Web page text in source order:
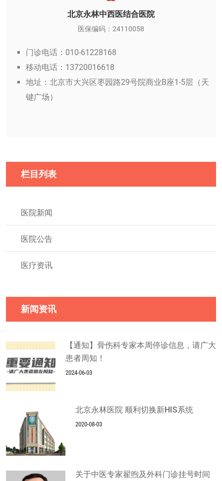
北京永林中西医结合医院
医保编码：24110058
门诊电话：010-61228168
移动电话：13720016618
地址：北京市大兴区枣园路29号院商业B座1-5层（天
键广场）
栏目列表
医院新闻
医院公告
医疗资讯
新闻资讯
【通知】骨伤科专家本周停诊信息，请广大
患者周知！
2024-06-03
北京永林医院 顺利切换新HIS系统
2020-08-03
关于中医专家翟煦及外科门诊挂号时间